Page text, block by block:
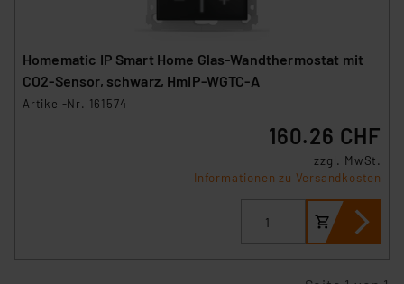
Homematic IP Smart Home Glas-Wandthermostat mit
CO2-Sensor, schwarz, HmIP-WGTC-A
Artikel-Nr. 161574
160.26 CHF
zzgl. MwSt.
Informationen zu Versandkosten